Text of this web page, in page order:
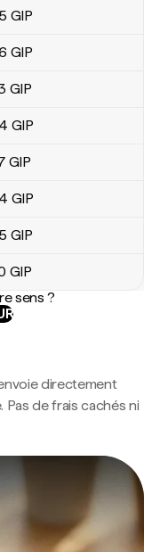
GIP
GIP
GIP
GIP
GIP
GIP
GIP
GIP
sens ?
directement
Pas de frais cachés ni